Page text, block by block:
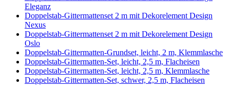
Eleganz
Doppelstab-Gittermattenset 2 m mit Dekorelement Design
Nexus
Doppelstab-Gittermattenset 2 m mit Dekorelement Design
Oslo
Doppelstab-Gittermatten-Grundset, leicht, 2 m, Klemmlasche
Doppelstab-Gittermatten-Set, leicht, 2,5 m, Flacheisen
Doppelstab-Gittermatten-Set, leicht, 2,5 m, Klemmlasche
Doppelstab-Gittermatten-Set, schwer, 2,5 m, Flacheisen